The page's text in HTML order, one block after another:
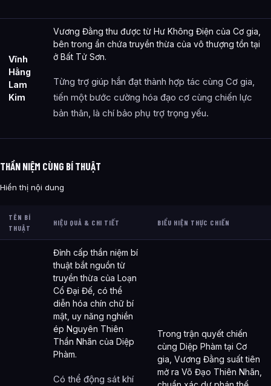
Vĩnh
Hằng
Lam
Kim
Vương Đằng thu được từ Hư Không Điện của Cơ gia,
bên trong ẩn chứa truyền thừa của vô thượng tồn tại
ở Bất Tử Sơn.
Từng trợ giúp hắn đạt thành hợp tác cùng Cơ gia,
tiến một bước cường hóa đạo cơ cùng chiến lực
bản thân, là chí bảo phụ trợ trọng yếu.
THẦN NIỆM CÙNG BÍ THUẬT
Hiển thị nội dung
TÊN BÍ
THUẬT
HIỆU QUẢ & CHI TIẾT BIỂU HIỆN THỰC CHIẾN
Đỉnh cấp thần niệm bí
thuật bắt nguồn từ
truyền thừa của Loạn
Cổ Đại Đế, có thể
diễn hóa chín chữ bí
mật, uy năng nghiền
ép Nguyên Thiên
Thần Nhãn của Diệp
Phàm.
Có thể động sát khí
Trong trận quyết chiến
cùng Diệp Phàm tại Cơ
gia, Vương Đằng suất tiên
mở ra Võ Đạo Thiên Nhãn,